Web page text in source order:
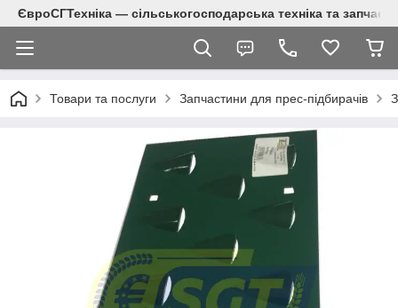
ЄвроСГТехніка — сільськогосподарська техніка та
Товари та послуги Запчастини для прес-підбирачів